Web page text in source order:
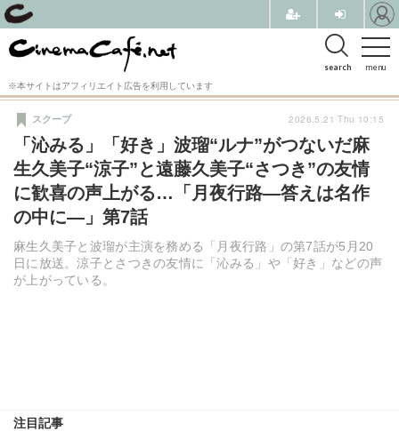
menu
search
※本サイトはアフィリエイト広告を利用しています
「沁みる」「好き」波瑠“ルナ”がつないだ麻
生久美子“涼子”と遠藤久美子“さつき”の友情
に歓喜の声上がる…「月夜行路―答えは名作
の中に―」第7話
麻生久美子と波瑠が主演を務める「月夜行路」の第7話が5月20
日に放送。涼子とさつきの友情に「沁みる」や「好き」などの声
が上がっている。
スクープ
注目記事
2026.5.21 Thu 10:15